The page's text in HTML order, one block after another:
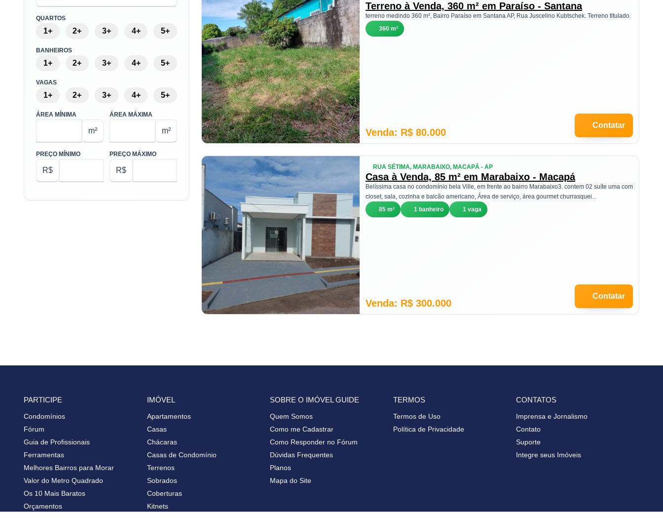
QUARTOS
1+ 2+ 3+ 4+ 5+
BANHEIROS
1+ 2+ 3+ 4+ 5+
VAGAS
1+ 2+ 3+ 4+ 5+
ÁREA MÍNIMA
m²
ÁREA MÁXIMA
m²
PREÇO MÍNIMO
R$
PREÇO MÁXIMO
R$
Terreno à Venda, 360 m² em Paraíso - Santana
terreno medindo 360 m², Bairro Paraíso em Santana AP, Rua Juscelino Kubtschek. Terreno titulado.
360 m²
Venda: R$ 80.000
Contatar
RUA SÉTIMA, MARABAIXO, MACAPÁ - AP
Casa à Venda, 85 m² em Marabaixo - Macapá
Belíssima casa no condomínio bela Ville, em frente ao bairro Marabaixo3. contem 02 suíte uma com
closet, sala, cozinha e balcão americano, Área de serviço, área gourmet churrasquei...
85 m²
1 banheiro 1 vaga
Venda: R$ 300.000
Contatar
PARTICIPE
Condomínios
Fórum
Guia de Profissionais
Ferramentas
Melhores Bairros para Morar
Valor do Metro Quadrado
Os 10 Mais Baratos
Orçamentos
IMÓVEL
Apartamentos
Casas
Chácaras
Casas de Condomínio
Terrenos
Sobrados
Coberturas
Kitnets
SOBRE O IMÓVEL GUIDE
Quem Somos
Como me Cadastrar
Como Responder no Fórum
Dúvidas Frequentes
Planos
Mapa do Site
TERMOS
Termos de Uso
Política de Privacidade
CONTATOS
Imprensa e Jornalismo
Contato
Suporte
Integre seus Imóveis